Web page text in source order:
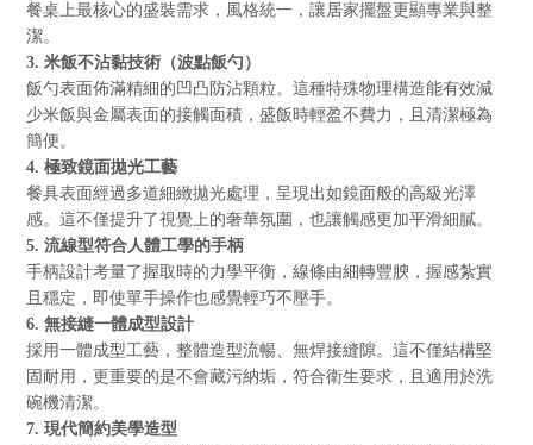
餐桌上最核心的盛裝需求，風格統一，讓居家擺盤更顯專業與整
潔。
3. 米飯不沾黏技術（波點飯勺）
飯勺表面佈滿精細的凹凸防沾顆粒。這種特殊物理構造能有效減
少米飯與金屬表面的接觸面積，盛飯時輕盈不費力，且清潔極為
簡便。
4. 極致鏡面拋光工藝
餐具表面經過多道細緻拋光處理，呈現出如鏡面般的高級光澤
感。這不僅提升了視覺上的奢華氛圍，也讓觸感更加平滑細膩。
5. 流線型符合人體工學的手柄
手柄設計考量了握取時的力學平衡，線條由細轉豐腴，握感紮實
且穩定，即使單手操作也感覺輕巧不壓手。
6. 無接縫一體成型設計
採用一體成型工藝，整體造型流暢、無焊接縫隙。這不僅結構堅
固耐用，更重要的是不會藏污納垢，符合衛生要求，且適用於洗
碗機清潔。
7. 現代簡約美學造型